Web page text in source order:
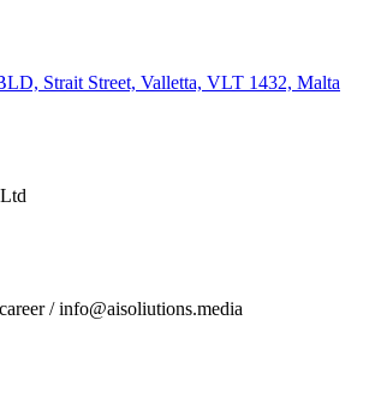
Strait Street, Valletta, VLT 1432, Malta
/info@aisoliutions.media